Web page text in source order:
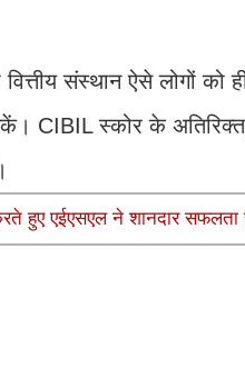
संस्थान ऐसे लोगों को
CIBIL स्कोर के
हुए एईएसएल ने शानदार सफलता